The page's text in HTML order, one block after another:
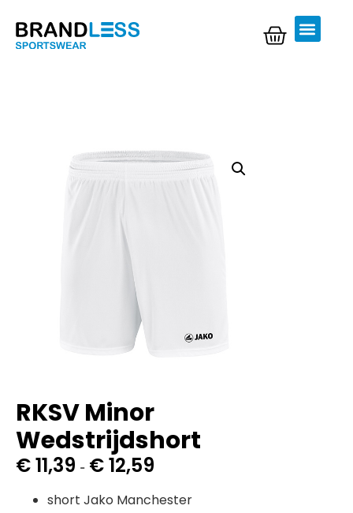
RKSV Minor
Wedstrijdshort
€11,39 - €12,59
short Jako Manchester